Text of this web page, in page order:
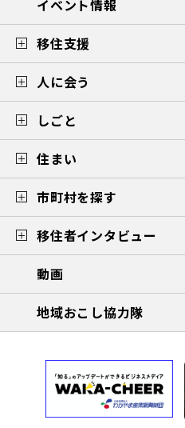
イベント情報
移住支援
人に会う
しごと
住まい
市町村を探す
移住者インタビュー
動画
地域おこし協力隊